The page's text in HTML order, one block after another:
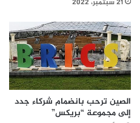
الصين ترحب بانضمام شركاء جدد
إلى مجموعة “بريكس”